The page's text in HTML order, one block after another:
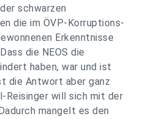
schwarzen
die im ÖVP-Korruptions-
Erkenntnisse
die NEOS die
haben, war und ist
die Antwort aber ganz
Reisinger will sich mit der
mangelt es den